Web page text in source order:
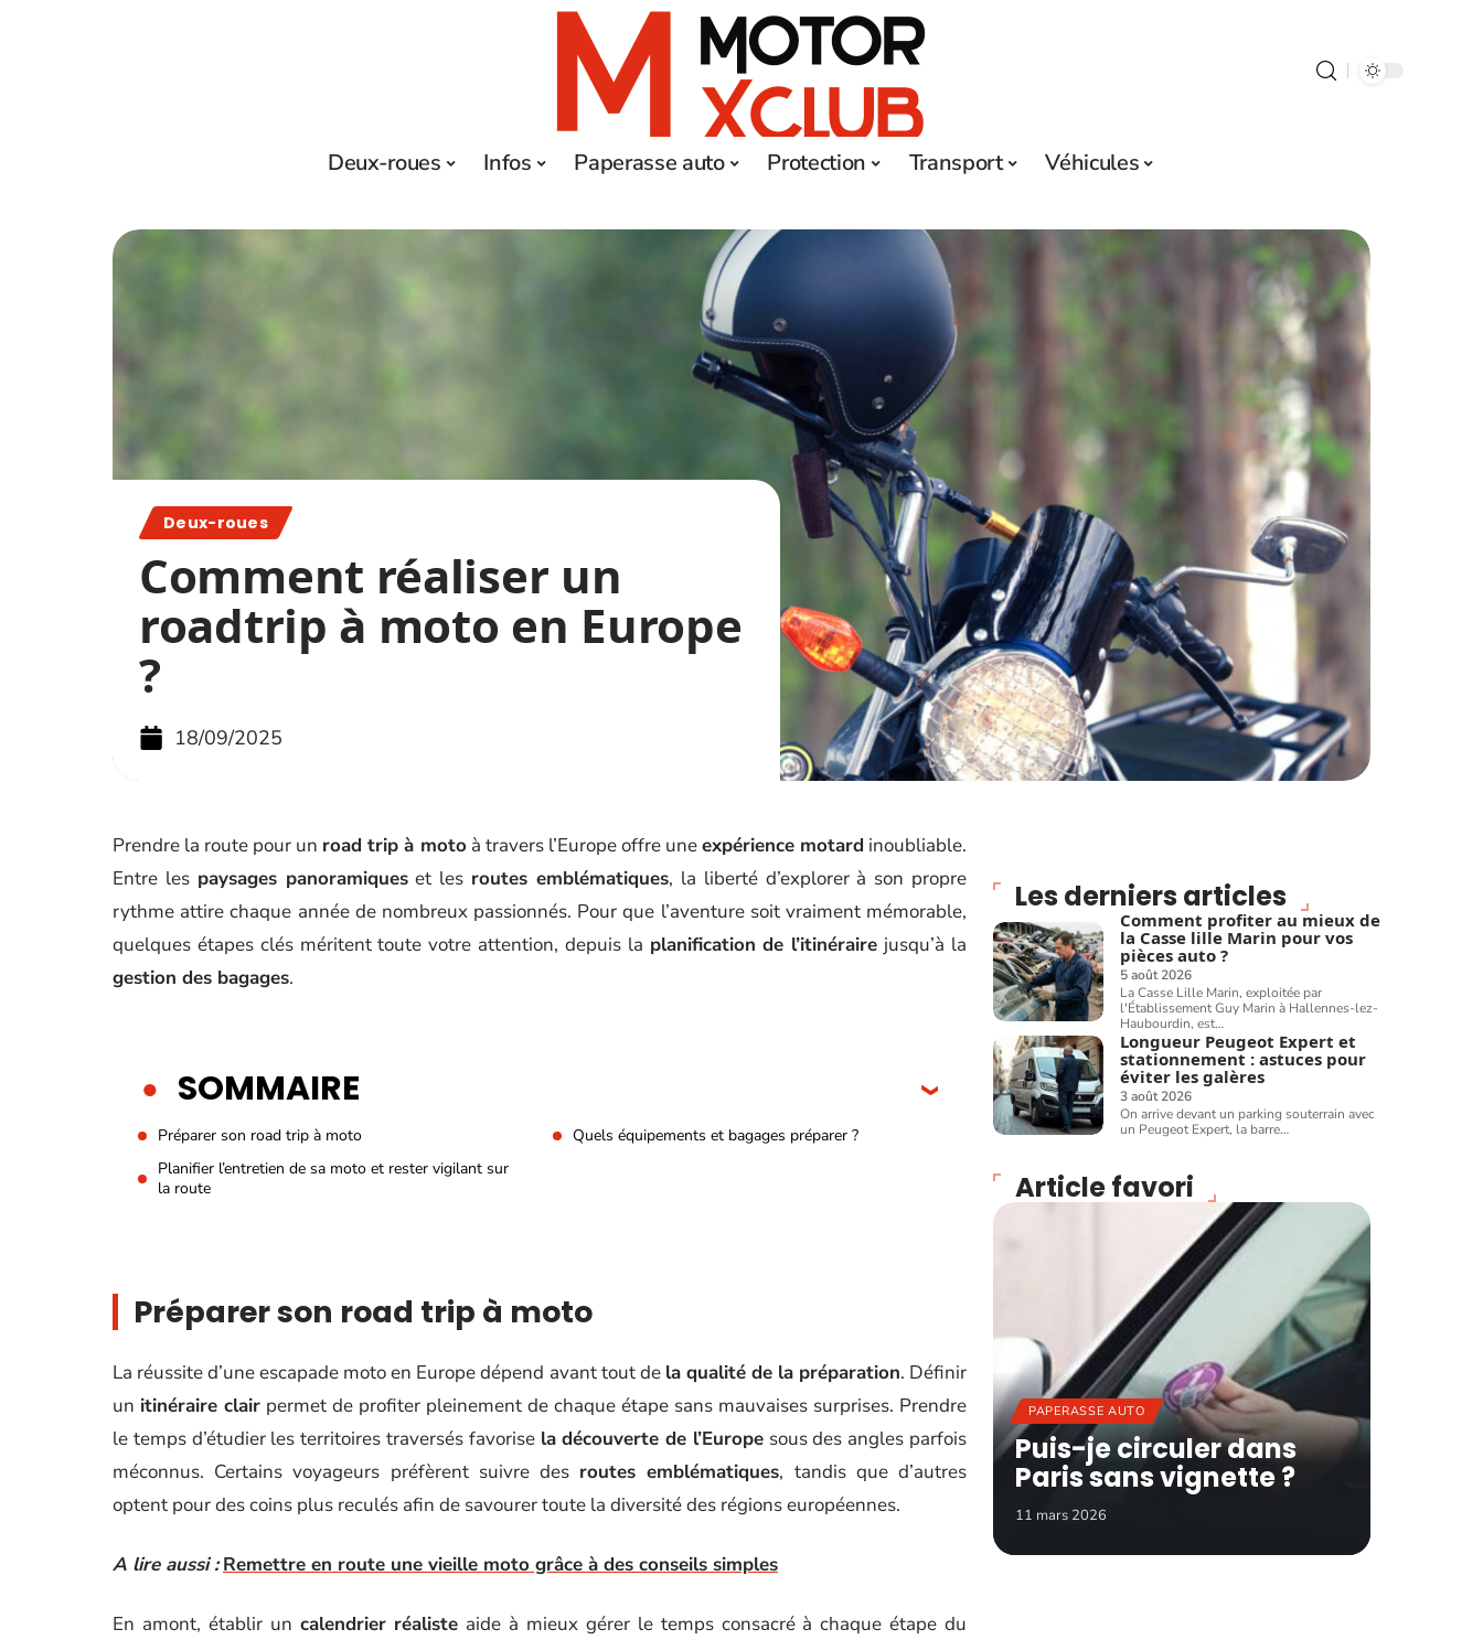
Deux-roues Infos Paperasse auto Protection Transport Véhicules
Deux-roues
Comment réaliser un
roadtrip à moto en Europe
?
18/09/2025
Prendre la route pour un road trip à moto à travers l’Europe offre uneexpérience motard inoubliable.
Entre les paysages panoramiqueset les routes emblématiques, la liberté d’explorer à son propre
rythme attire chaque année de nombreux passionnés. Pour que l’aventure soit vraiment mémorable,
quelques étapes clés méritent toute votre attention, depuis la planification de l’itinéraire jusqu’à la
gestion des bagages.
SOMMAIRE
Préparer son road trip à moto
Quels équipements et bagages préparer ?
Planifier l’entretien de sa moto et rester vigilant sur
la route
Préparer son road trip à moto
La réussite d’une escapade moto en Europe dépend avant tout de la qualité de la préparation. Définir
un itinéraire clair permet de profiter pleinement de chaque étape sans mauvaises surprises. Prendre
le temps d’étudier les territoires traversés favorise la découverte de l’Europesous des angles parfois
méconnus. Certains voyageurs préfèrent suivre des routes emblématiques, tandis que d’autres
optent pour des coins plus reculés afin de savourer toute la diversité des régions européennes.
A lire aussi : Remettre en route une vieille moto grâce à des conseils simples
En amont, établir un calendrier réaliste aide à mieux gérer le temps consacré à chaque étape du
Les derniers articles
Comment profiter au mieux de
la Casse lille Marin pour vos
pièces auto ?
5 août 2026
La Casse Lille Marin, exploitée par
l'Établissement Guy Marin à Hallennes-lez-
Haubourdin, est…
Longueur Peugeot Expert et
stationnement : astuces pour
éviter les galères
3 août 2026
On arrive devant un parking souterrain avec
un Peugeot Expert, la barre…
Article favori
PAPERASSE AUTO
Puis-je circuler dans
Paris sans vignette ?
11 mars 2026